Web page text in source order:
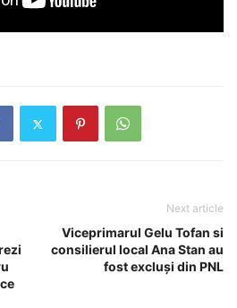
Next article
Viceprimarul Gelu Tofan si
consilierul local Ana Stan au
fost excluși din PNL